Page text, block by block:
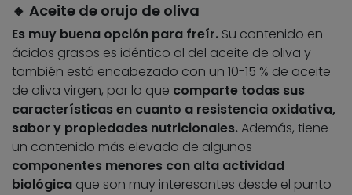
🔸 Aceite de orujo de oliva
Es muy buena opción para freír. Su contenido en
ácidos grasos es idéntico al del aceite de oliva y
también está encabezado con un 10-15 % de aceite
de oliva virgen, por lo que comparte todas sus
características en cuanto a resistencia oxidativa,
sabor y propiedades nutricionales.Además, tiene
un contenido más elevado de algunos
componentes menores con alta actividad
biológica que son muy interesantes desde el punto